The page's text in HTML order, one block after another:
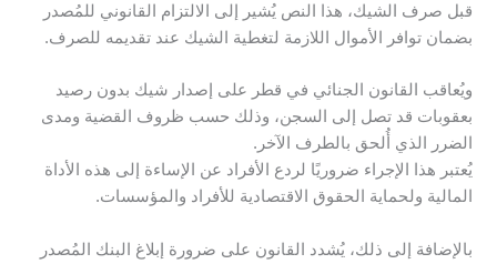
قبل صرف الشيك، هذا النص يُشير إلى الالتزام القانوني للمُصدر
بضمان توافر الأموال اللازمة لتغطية الشيك عند تقديمه للصرف.
ويُعاقب القانون الجنائي في قطر على إصدار شيك بدون رصيد
بعقوبات قد تصل إلى السجن، وذلك حسب ظروف القضية ومدى
الضرر الذي أُلحق بالطرف الآخر.
يُعتبر هذا الإجراء ضروريًا لردع الأفراد عن الإساءة إلى هذه الأداة
المالية ولحماية الحقوق الاقتصادية للأفراد والمؤسسات.
بالإضافة إلى ذلك، يُشدد القانون على ضرورة إبلاغ البنك المُصدر